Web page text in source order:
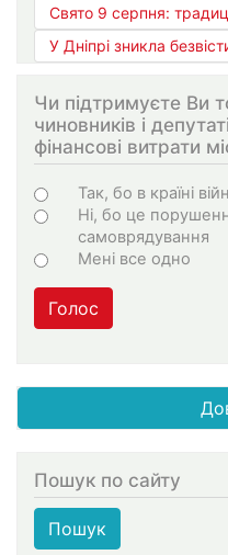
Свято 9 серпня:
У Дніпрі зникла
Чи підтримуєте Ви
чиновників і
фінансові витрати
Варіанти
Так, бо в країні
Ні, бо це
самоврядування
Мені все одно
Голос
Пошук по сайту
Пошук